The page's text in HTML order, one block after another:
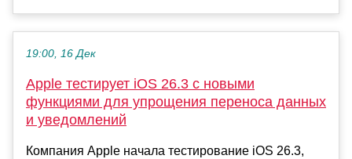
19:00, 16 Дек
Apple тестирует iOS 26.3 с новыми
функциями для упрощения переноса данных
и уведомлений
Компания Apple начала тестирование iOS 26.3,